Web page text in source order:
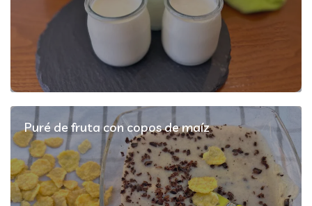
Puré de fruta con copos de maíz